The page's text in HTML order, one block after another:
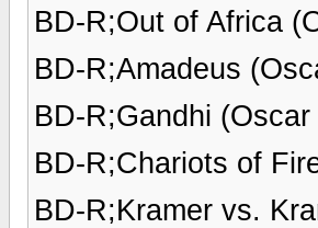
BD-R;Out of Africa
BD-R;Amadeus
BD-R;Gandhi
BD-R;Chariots of
BD-R;Kramer vs.